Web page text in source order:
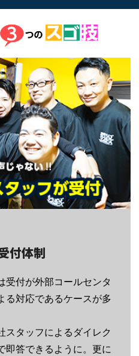
付体制
受付が外部コールセンタ
る対応であるケースが多
スタッフによるダイレク
即答できるように。更に